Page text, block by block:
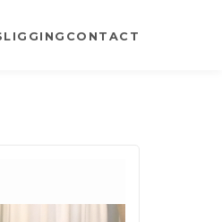
LIGGING CONTACT